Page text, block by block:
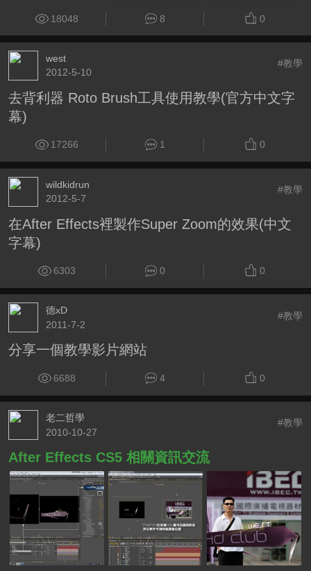
18048 8 0
west
2012-5-10
#教學
去背利器 Roto Brush工具使用教學(官方中文字
幕)
17266 1 0
wildkidrun
2012-5-7
#教學
在After Effects裡製作Super Zoom的效果(中文
字幕)
6303 0 0
德xD
2011-7-2
#教學
分享一個教學影片網站
6688 4 0
老二哲學
2010-10-27
#教學
After Effects CS5 相關資訊交流